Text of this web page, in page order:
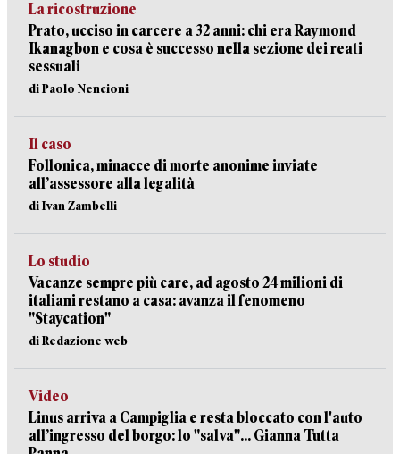
La ricostruzione
Prato, ucciso in carcere a 32 anni: chi era Raymond
Ikanagbon e cosa è successo nella sezione dei reati
sessuali
di Paolo Nencioni
Il caso
Follonica, minacce di morte anonime inviate
all’assessore alla legalità
di Ivan Zambelli
Lo studio
Vacanze sempre più care, ad agosto 24 milioni di
italiani restano a casa: avanza il fenomeno
"Staycation"
di Redazione web
Video
Linus arriva a Campiglia e resta bloccato con l'auto
all’ingresso del borgo: lo "salva"... Gianna Tutta